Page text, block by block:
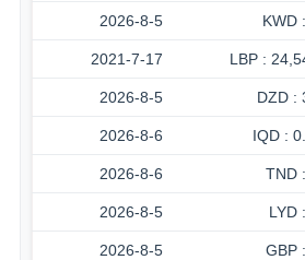
2026-8-5
2021-7-17
2026-8-5
2026-8-6
2026-8-6
2026-8-5
2026-8-5